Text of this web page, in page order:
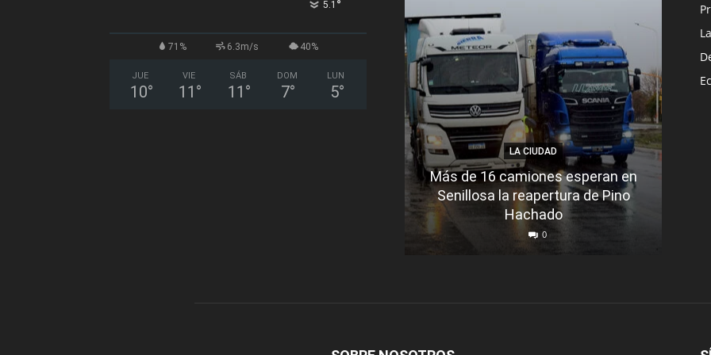
5.1 °
71% 6.3m/s 40%
JUE
10°
VIE
11 °
SÁB
11 °
DOM
7°
LUN
5°
LA CIUDAD
Más de 16 camiones esperan en
Senillosa la reapertura de Pino
Hachado
0